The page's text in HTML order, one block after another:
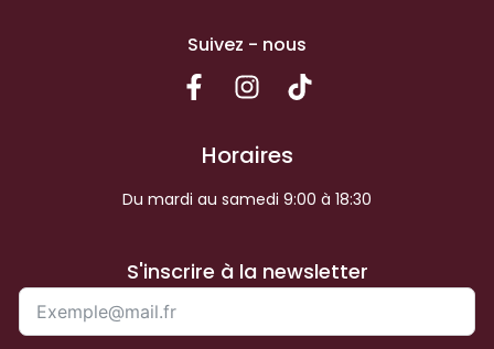
Suivez - nous
Horaires
Du mardi au samedi 9:00 à 18:30
S'inscrire à la newsletter